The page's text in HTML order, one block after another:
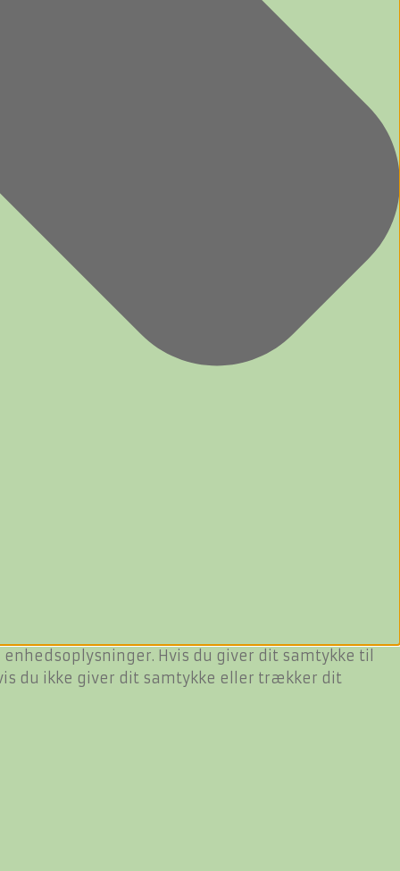
Hvis du giver dit samtykke til
du ikke giver dit samtykke eller trækker dit